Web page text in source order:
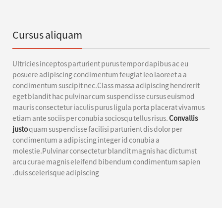
Cursus aliquam
Ultricies inceptos parturient purus tempor dapibus ac eu
posuere adipiscing condimentum feugiat leo laoreet a a
condimentum suscipit nec.Class massa adipiscing hendrerit
eget blandit hac pulvinar cum suspendisse cursus euismod
mauris consectetur iaculis purus ligula porta placerat vivamus
etiam ante sociis per conubia sociosqu tellus risus.Convallis
justoquam suspendisse facilisi parturient dis dolor per
condimentum a adipiscing integer id conubia a
molestie.Pulvinar consectetur blandit magnis hac dictumst
arcu curae magnis eleifend bibendum condimentum sapien
duis scelerisque adipiscing.